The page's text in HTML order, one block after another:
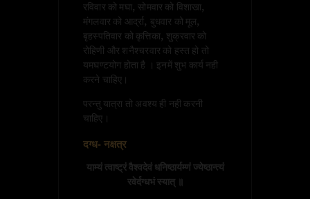
रविवार को मघा, सोमवार को विशाखा,
मंगलवार को आर्द्रा, बुधवार को मूल,
बृहस्पतिवार को कृत्तिका, शुक्रवार को
रोहिणी और शनैश्चरवार को हस्त हो तो
यमघण्टयोग होता है । इनमें शुभ कार्य नही
करने चाहिए।
परन्तु यात्रा तो अवश्य ही नही करनी
चाहिए।
दग्ध- नक्षत्र
याम्यं त्वाष्ट्रं वैश्वदेवं धनिष्ठार्यम्णं ज्येष्ठान्त्यं
रवेर्दग्धभं स्यात् ॥